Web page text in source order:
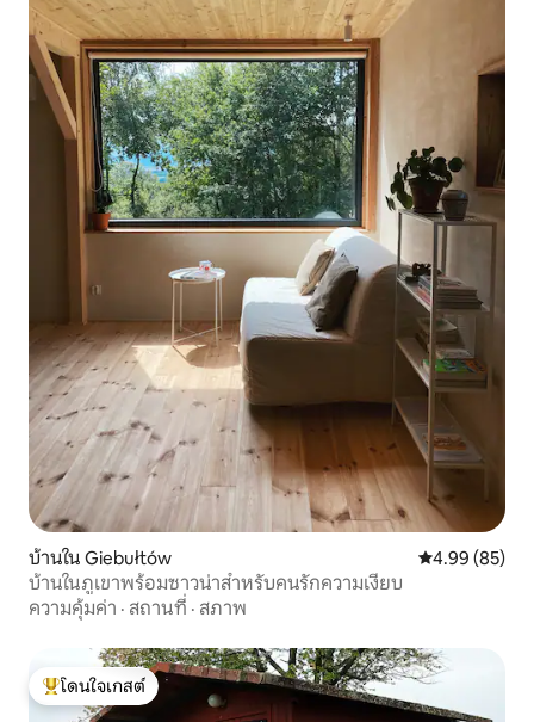
บ้านใน Giebułtów คะแนนเฉลี่ย
4.99 (85)
บ้านในภูเขาพร้อมซาวน่าสำหรับคนรักความเงียบ
ความคุ้มค่า · สถานที่ · สภาพ
โดนใจเกสต์ที่สุด
โดนใจเกสต์